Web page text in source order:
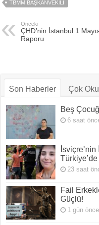
TBMM BAŞKANVEKILI
Önceki
ÇHD’nin İstanbul 1
Raporu
Son Haberler Çok
Beş
6 saat
23 saat
Fail
Güçlü!
1 gün önce